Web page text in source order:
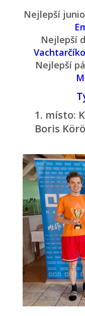
Nejlepší
Nejlepší
Nejlepší
1. místo:
Boris